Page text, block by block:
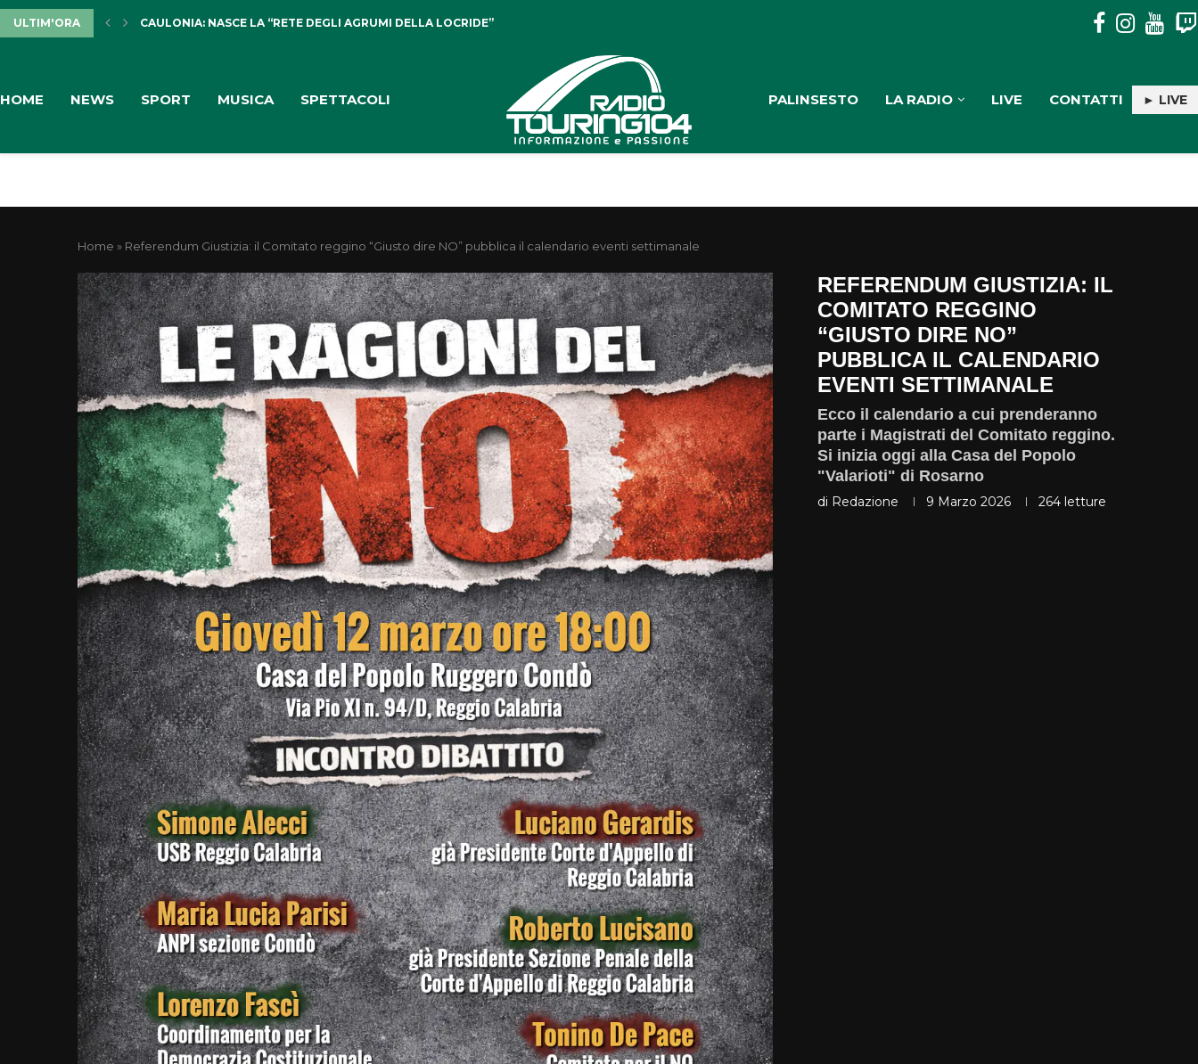
ULTIM'ORA CAULONIA: NASCE LA “RETE DEGLI AGRUMI DELLA LOCRIDE” PULISERVICE: INGAGGIATA RACHELE PIOLI
HOME NEWS SPORT MUSICA SPETTACOLI PALINSESTO LA RADIO LIVE CONTATTI ► LIVE
Home » Referendum Giustizia: il Comitato reggino “Giusto dire NO” pubblica il calendario eventi settimanale
REFERENDUM GIUSTIZIA: IL
COMITATO REGGINO
“GIUSTO DIRE NO”
PUBBLICA IL CALENDARIO
EVENTI SETTIMANALE
Ecco il calendario a cui prenderanno
parte i Magistrati del Comitato reggino.
Si inizia oggi alla Casa del Popolo
"Valarioti" di Rosarno
di Redazione 9 Marzo 2026 264 letture